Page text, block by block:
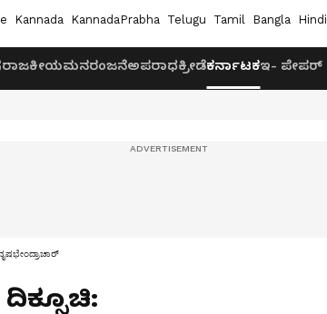
Kannada KannadaPrabha Telugu Tamil Bangla Hindi
ರಾಜಕೀಯಮನರಂಜನೆಅಪರಾಧಕ್ರೀಡೆಕರ್ನಾಟಕಇ- ಪೇಪರ್
ದಿಕ್ಸೂಚಿ: